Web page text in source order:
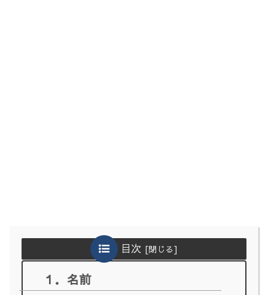
目次
１．名前